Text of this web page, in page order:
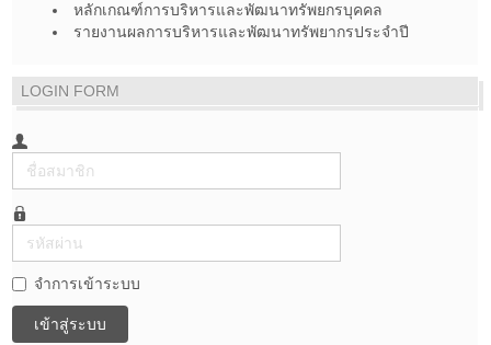
หลักเกณฑ์การบริหารและพัฒนาทรัพยกรบุคคล
รายงานผลการบริหารและพัฒนาทรัพยากรประจำปี
LOGIN FORM
ชื่อ
สมาชิก
รหัส
ผ่าน
จำการเข้าระบบ
เข้าสู่ระบบ